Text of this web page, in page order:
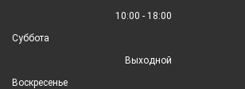
10:00 - 18:00
Суббота
Выходной
Воскресенье